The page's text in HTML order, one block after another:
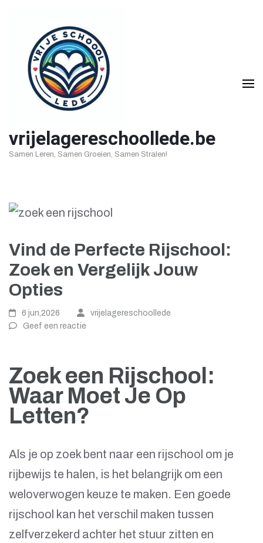
inhoud
vrijelagereschoollede.be
Samen Leren, Samen Groeien, Samen Stralen!
Vind de Perfecte Rijschool:
Zoek en Vergelijk Jouw
Opties
6 jun,2026
vrijelagereschoollede
Geef een reactie
Zoek een Rijschool:
Waar Moet Je Op
Letten?
Als je op zoek bent naar een rijschool om je
rijbewijs te halen, is het belangrijk om een
weloverwogen keuze te maken. Een goede
rijschool kan het verschil maken tussen
zelfverzekerd achter het stuur zitten en